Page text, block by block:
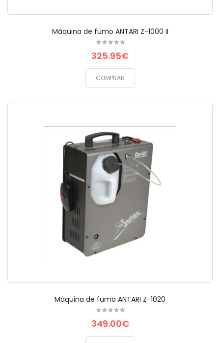
Máquina de fumo ANTARI Z-1000 II
325.95€
COMPRAR
Máquina de fumo ANTARI Z-1020
349.00€